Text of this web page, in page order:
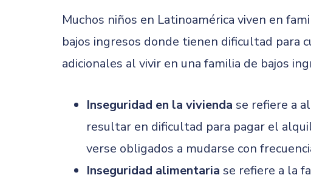
Muchos niños en Latinoamérica viven en
bajos ingresos donde tienen dificultad para
adicionales al vivir en una familia de bajos
Inseguridad en la vivienda se refiere a
resultar en dificultad para pagar el
verse obligados a mudarse con
Inseguridad alimentaria se refiere a la